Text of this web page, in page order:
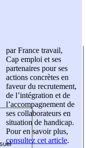
par France travail,
Cap emploi et ses
partenaires pour ses
actions concrètes en
faveur du recrutement,
de l’intégration et de
l’accompagnement de
ses collaborateurs en
situation de handicap.
Pour en savoir plus,
consultez cet article.